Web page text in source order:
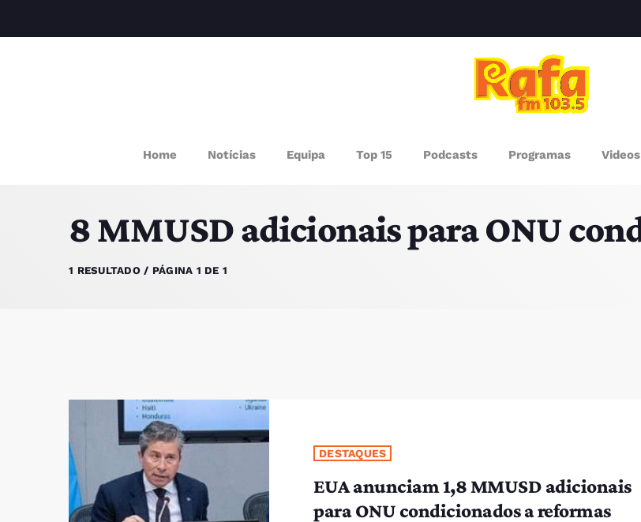
Home Notícias Equipa Top 15 Podcasts Programas Videos
QUEM SOMOS
8 MMUSD adicionais para ONU
1 RESULTADO / PÁGINA 1 DE 1
DESTAQUES
EUA anunciam 1,8 MMUSD adicionais
para ONU condicionados a reformas